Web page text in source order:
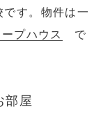
す。物件は一
プハウス
で
部屋